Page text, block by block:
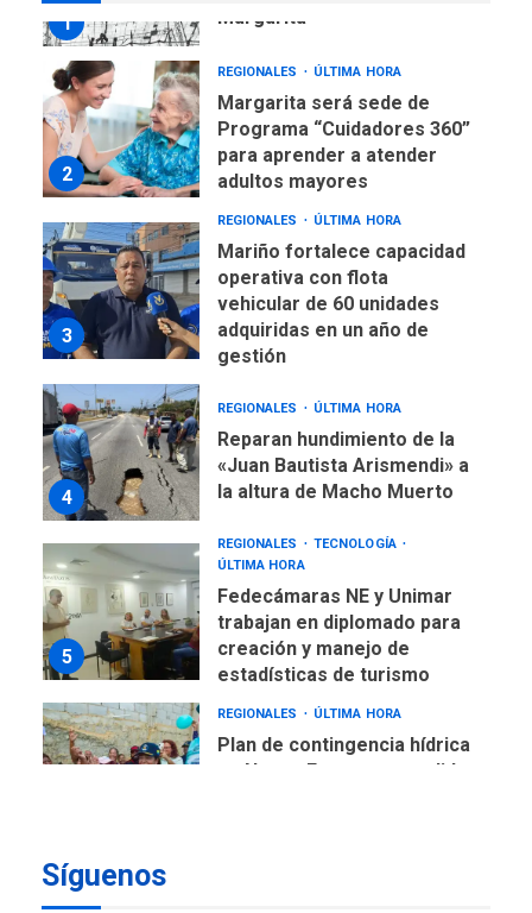
1
Margarita
2
REGIONALES ÚLTIMA HORA
Margarita será sede de
Programa “Cuidadores 360”
para aprender a atender
adultos mayores
3
REGIONALES ÚLTIMA HORA
Mariño fortalece capacidad
operativa con flota
vehicular de 60 unidades
adquiridas en un año de
gestión
4
REGIONALES ÚLTIMA HORA
Reparan hundimiento de la
«Juan Bautista Arismendi» a
la altura de Macho Muerto
5
REGIONALES
TECNOLOGÍA
ÚLTIMA HORA
Fedecámaras NE y Unimar
trabajan en diplomado para
creación y manejo de
estadísticas de turismo
REGIONALES ÚLTIMA HORA
Plan de contingencia hídrica
en Nueva Esparta consolida
Síguenos